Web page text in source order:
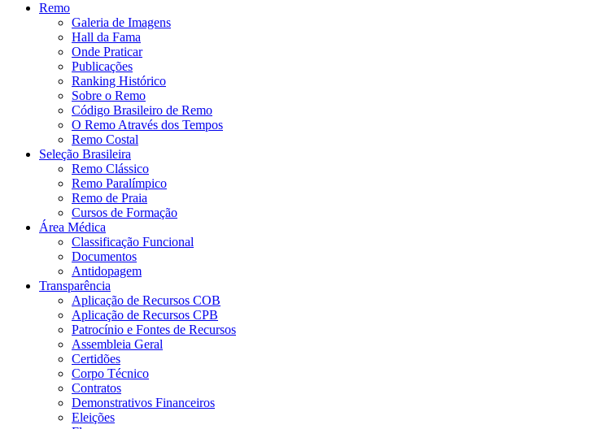
Remo
Galeria de Imagens
Hall da Fama
Onde Praticar
Publicações
Ranking Histórico
Sobre o Remo
Código Brasileiro de Remo
O Remo Através dos Tempos
Remo Costal
Seleção Brasileira
Remo Clássico
Remo Paralímpico
Remo de Praia
Cursos de Formação
Área Médica
Classificação Funcional
Documentos
Antidopagem
Transparência
Aplicação de Recursos COB
Aplicação de Recursos CPB
Patrocínio e Fontes de Recursos
Assembleia Geral
Certidões
Corpo Técnico
Contratos
Demonstrativos Financeiros
Eleições